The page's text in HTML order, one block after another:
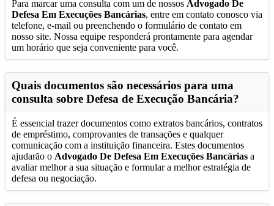
Para marcar uma consulta com um de nossos Advogado De
Defesa Em Execuções Bancárias, entre em contato conosco via
telefone, e-mail ou preenchendo o formulário de contato em
nosso site. Nossa equipe responderá prontamente para agendar
um horário que seja conveniente para você.
Quais documentos são necessários para uma
consulta sobre Defesa de Execução Bancária?
É essencial trazer documentos como extratos bancários, contratos
de empréstimo, comprovantes de transações e qualquer
comunicação com a instituição financeira. Estes documentos
ajudarão o Advogado De Defesa Em Execuções Bancárias a
avaliar melhor a sua situação e formular a melhor estratégia de
defesa ou negociação.